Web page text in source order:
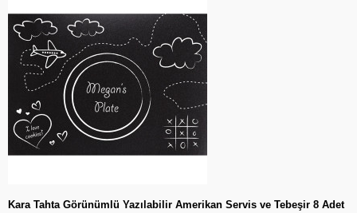
Kara Tahta Görünümlü Yazılabilir Amerikan Servis ve Tebeşir 8 Adet